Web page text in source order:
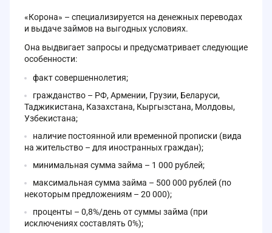
«Корона» – специализируется на денежных переводах
и выдаче займов на выгодных условиях.
Она выдвигает запросы и предусматривает следующие
особенности:
факт совершеннолетия;
гражданство – РФ, Армении, Грузии, Беларуси,
Таджикистана, Казахстана, Кыргызстана, Молдовы,
Узбекистана;
наличие постоянной или временной прописки (вида
на жительство – для иностранных граждан);
минимальная сумма займа – 1 000 рублей;
максимальная сумма займа – 500 000 рублей (по
некоторым предложениям – 20 000);
проценты – 0,8%/день от суммы займа (при
исключениях составлять 0%);